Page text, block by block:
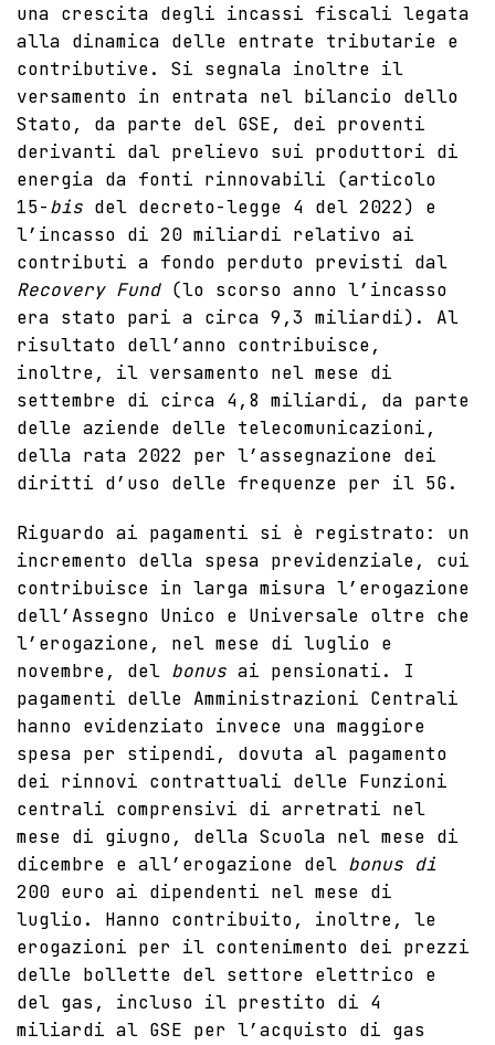
una crescita degli incassi fiscali legata
alla dinamica delle entrate tributarie e
contributive. Si segnala inoltre il
versamento in entrata nel bilancio dello
Stato, da parte del GSE, dei proventi
derivanti dal prelievo sui produttori di
energia da fonti rinnovabili (articolo
15-bis del decreto-legge 4 del 2022) e
l’incasso di 20 miliardi relativo ai
contributi a fondo perduto previsti dal
Recovery Fund(lo scorso anno l’incasso
era stato pari a circa 9,3 miliardi). Al
risultato dell’anno contribuisce,
inoltre, il versamento nel mese di
settembre di circa 4,8 miliardi, da parte
delle aziende delle telecomunicazioni,
della rata 2022 per l’assegnazione dei
diritti d’uso delle frequenze per il 5G.
Riguardo ai pagamenti si è registrato: un
incremento della spesa previdenziale, cui
contribuisce in larga misura l’erogazione
dell’Assegno Unico e Universale oltre che
l’erogazione, nel mese di luglio e
novembre, del bonus ai pensionati. I
pagamenti delle Amministrazioni Centrali
hanno evidenziato invece una maggiore
spesa per stipendi, dovuta al pagamento
dei rinnovi contrattuali delle Funzioni
centrali comprensivi di arretrati nel
mese di giugno, della Scuola nel mese di
dicembre e all’erogazione del bonus di
200 euro ai dipendenti nel mese di
luglio. Hanno contribuito, inoltre, le
erogazioni per il contenimento dei prezzi
delle bollette del settore elettrico e
del gas, incluso il prestito di 4
miliardi al GSE per l’acquisto di gas